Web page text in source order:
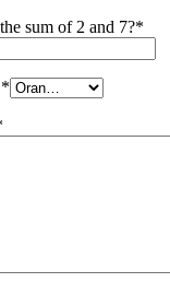
sum of 2 and 7?*
*